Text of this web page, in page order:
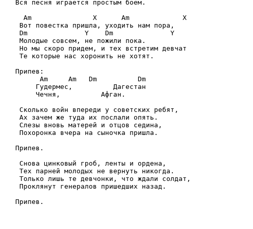
Вся песня играется простым боем.
  Am               Х      Am             Х
Вот повестка пришла, уходить нам пора,
Dm              Y    Dm              Y
Молодые совсем, не пожили пока.
Но мы скоро придем, и тех встретим девчат
Те которые нас хоронить не хотят.
Припев:
      Am     Am   Dm          Dm
     Гудермес,          Дагестан
     Чечня,          Афган.
Сколько войн впереди у советских ребят,
Ах зачем же туда их послали опять.
Слезы вновь матерей и отцов седина,
Похоронка вчера на сыночка пришла.
Припев.
Снова цинковый гроб, ленты и ордена,
Тех парней молодых не вернуть никогда.
Только лишь те девчонки, что ждали солдат,
Проклянут генералов пришедших назад.